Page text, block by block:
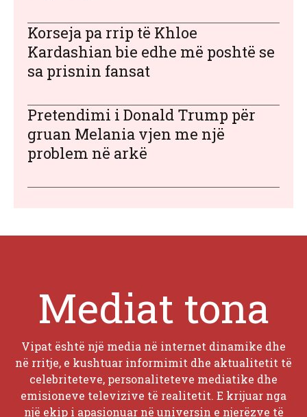
Korseja pa rrip të Khloe
Kardashian bie edhe më poshtë se
sa prisnin fansat
Pretendimi i Donald Trump për
gruan Melania vjen me një
problem në arkë
Mediat tona
Vipat është një media në internet dinamike dhe
në rritje, e kushtuar informimit dhe aktualitetit të
celebriteteve, personaliteteve mediatike dhe
emisioneve televizive të realitetit. E krijuar nga
një ekip i apasionuar në universin e njerëzve të